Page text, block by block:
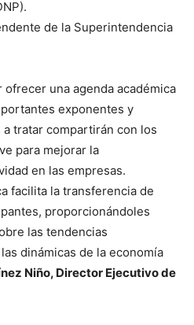
de la Superintendencia
ofrecer una agenda académica
exponentes y
tratar compartirán con los
para mejorar la
en las empresas.
facilita la transferencia de
proporcionándoles
las tendencias
dinámicas de la economía
Niño, Director Ejecutivo de